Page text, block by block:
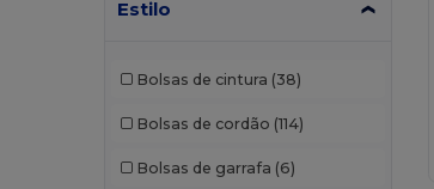
Estilo
Bolsas de cintura (38)
Bolsas de cordão (114)
Bolsas de garrafa (6)